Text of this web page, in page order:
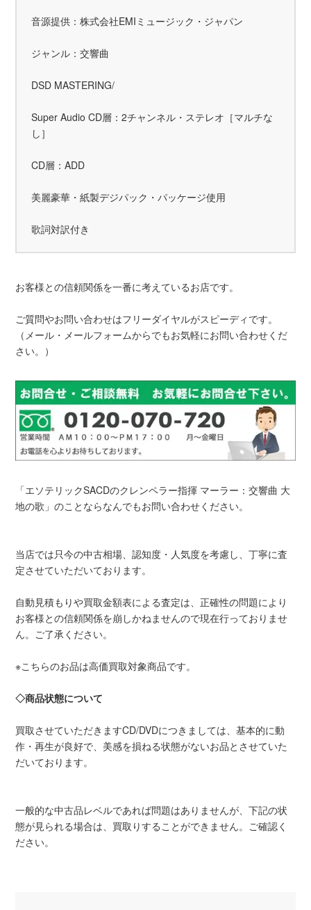
音源提供：株式会社EMIミュージック・ジャパン
ジャンル：交響曲
DSD MASTERING/
Super Audio CD層：2チャンネル・ステレオ［マルチな
し］
CD層：ADD
美麗豪華・紙製デジパック・パッケージ使用
歌詞対訳付き
お客様との信頼関係を一番に考えているお店です。
ご質問やお問い合わせはフリーダイヤルがスピーディです。
（メール・メールフォームからでもお気軽にお問い合わせくだ
さい。）
「エソテリックSACDのクレンペラー指揮 マーラー：交響曲 大
地の歌」のことならなんでもお問い合わせください。
当店では只今の中古相場、認知度・人気度を考慮し、丁寧に査
定させていただいております。
自動見積もりや買取金額表による査定は、正確性の問題により
お客様との信頼関係を崩しかねませんので現在行っておりませ
ん。ご了承ください。
※こちらのお品は高価買取対象商品です。
◇商品状態について
買取させていただきますCD/DVDにつきましては、基本的に動
作・再生が良好で、美感を損ねる状態がないお品とさせていた
だいております。
一般的な中古品レベルであれば問題はありませんが、下記の状
態が見られる場合は、買取りすることができません。ご確認く
ださい。